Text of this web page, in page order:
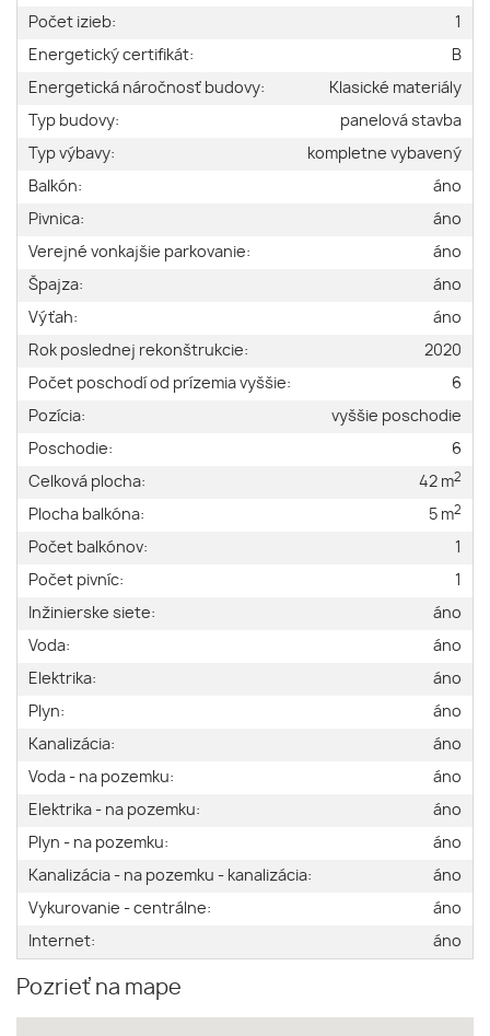
Počet izieb:
1
Energetický certifikát:
B
Energetická náročnosť budovy:
Klasické materiály
Typ budovy:
panelová stavba
Typ výbavy:
kompletne vybavený
Balkón:
áno
Pivnica:
áno
Verejné vonkajšie parkovanie:
áno
Špajza:
áno
Výťah:
áno
Rok poslednej rekonštrukcie:
2020
Počet poschodí od prízemia vyššie:
6
Pozícia:
vyššie poschodie
Poschodie:
6
Celková plocha:
42 m2
Plocha balkóna: 5 m2
Počet balkónov:
1
Počet pivníc:
1
Inžinierske siete:
áno
Voda:
áno
Elektrika:
áno
Plyn:
áno
Kanalizácia:
áno
Voda - na pozemku:
áno
Elektrika - na pozemku:
áno
Plyn - na pozemku:
áno
Kanalizácia - na pozemku - kanalizácia:
áno
Vykurovanie - centrálne:
áno
Internet:
áno
Pozrieť na mape